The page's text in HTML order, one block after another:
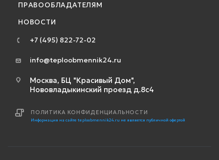
ПРАВООБЛАДАТЕЛЯМ
НОВОСТИ
+7 (495) 822-72-02
info@teploobmennik24.ru
Москва, БЦ "Красивый Дом",
Нововладыкинский проезд д.8с4
ПОЛИТИКА КОНФИДЕНЦИАЛЬНОСТИ
Информация на сайте teploobmennik24.ru не является публичной офертой